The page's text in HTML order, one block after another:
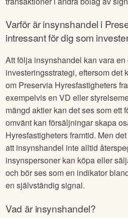
Varför är insynshandel i
intressant för dig som
Att följa insynshandel kan vara en
investeringsstrategi, eftersom det
om Preservia Hyresfastigheters
exempelvis en VD eller
mängd aktier kan det ses som ett
omvänt kan försäljningar skapa
Hyresfastigheters framtid. Men
att insynshandel inte alltid
insynspersoner kan köpa eller
och bör ses som en indikator
en självständig signal.
Vad är insynshandel?